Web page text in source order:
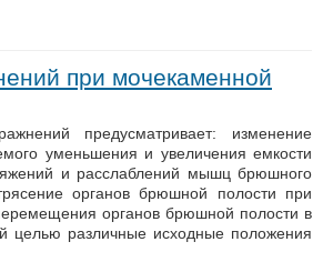
при мочекаменной
предусматривает: изменение
уменьшения и увеличения емкости
и расслаблений мышц брюшного
органов брюшной полости при
органов брюшной полости в
целью различные исходные положения